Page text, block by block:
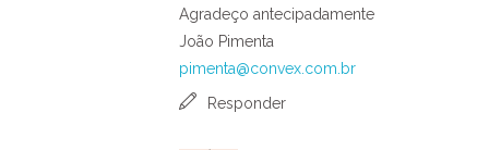
Agradeço antecipadamente
João Pimenta
pimenta@convex.com.br
Responder